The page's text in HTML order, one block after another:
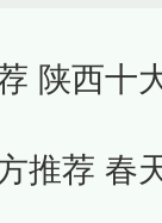
陕西十
推荐 春